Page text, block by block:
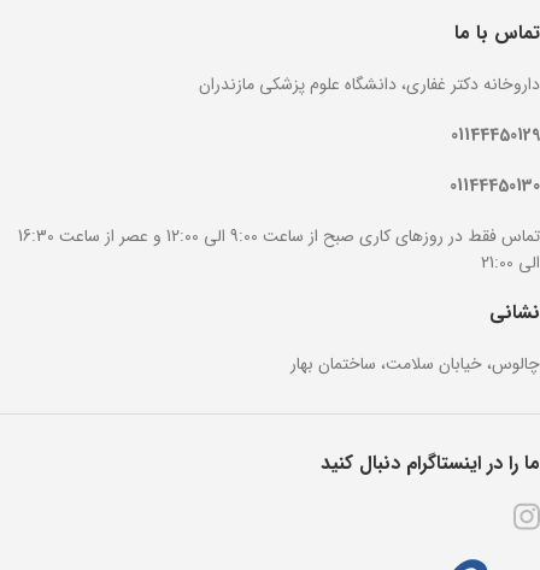
تماس با ما
داروخانه دکتر غفاری، دانشگاه علوم پزشکی مازندران
01144450129
01144450130
تماس فقط در روزهای کاری صبح از ساعت 9:00 الی 12:00 و عصر از ساعت 16:30
الی 21:00
نشانی
چالوس، خیابان سلامت، ساختمان بهار
ما را در اینستاگرام دنبال کنید